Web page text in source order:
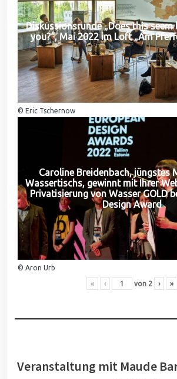
Diskussionsrunde „Does this seem
you?“, Mai 2022 im Loft „Am
© Eric Tschernow
Caroline Breidenbach, jüngstes
Wassertischs, gewinnt mit Ihrer
Privatisierung von Wasser GOLD
Design Award
© Aron Urb
« ‹ von 2 › »
Veranstaltung mit Maude